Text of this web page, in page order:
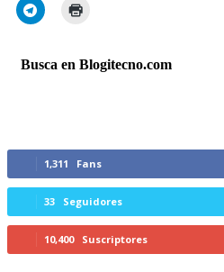
Busca en Blogitecno.com
1,311 Fans
33 Seguidores
10,400 Suscriptores